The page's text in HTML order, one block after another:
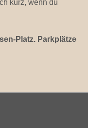
kurz, wenn du
Platz. Parkplätze